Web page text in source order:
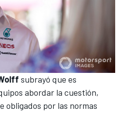
subrayó que es
abordar la cuestión,
obligados por las normas